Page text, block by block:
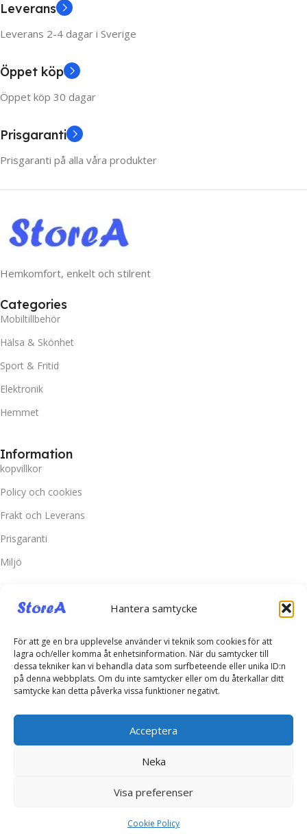
Hantera samtycke
För att ge en bra upplevelse använder vi teknik som cookies för att
lagra och/eller komma åt enhetsinformation. När du samtycker till
dessa tekniker kan vi behandla data som surfbeteende eller unika ID:n
på denna webbplats. Om du inte samtycker eller om du återkallar ditt
samtycke kan detta påverka vissa funktioner negativt.
Acceptera
Neka
Visa preferenser
Cookie Policy
Leverans
Leverans 2-4 dagar i Sverige
Öppet köp
Öppet köp 30 dagar
Prisgaranti
Prisgaranti på alla våra produkter
Hemkomfort, enkelt och stilrent
Categories
Mobiltillbehör
Hälsa & Skönhet
Sport & Fritid
Elektronik
Hemmet
Information
kopvillkor
Policy och cookies
Frakt och Leverans
Prisgaranti
Miljö
Kundtjänst
Kontakta oss
Retur & Reklamation
Vanliga frågor
Inloggning
Kontakta oss
- All Rights Reserved.